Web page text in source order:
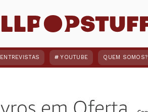
ENTREVISTAS YOUTUBE QUEM SOMOS?